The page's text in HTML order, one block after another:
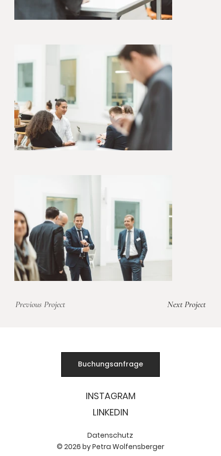
Previous Project Next Project
Buchungsanfrage
INSTAGRAM
LINKEDIN
Datenschutz
© 2026 by Petra Wolfensberger